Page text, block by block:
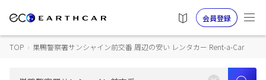
会員登録
TOP › 巣鴨警察署サンシャイン前交番 周辺の安い レンタカー Rent-a-Car